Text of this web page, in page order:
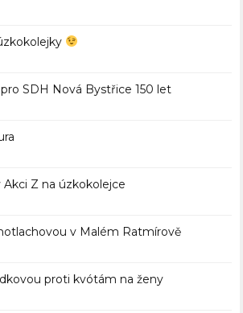
SDH Nová Bystřice 150 let
Z na úzkokolejce
v Malém Ratmírově
proti kvótám na ženy